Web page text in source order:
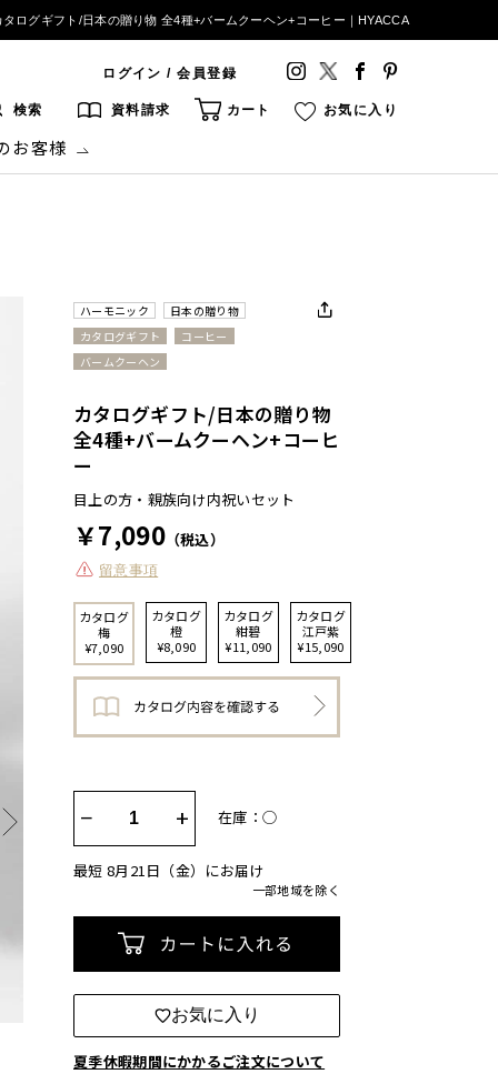
タログギフト/日本の贈り物 全4種+バームクーヘン+コーヒー｜HYACCA
ログイン / 会員登録
検索 資料請求 カート お気に入り
お客様
ハーモニック
日本の贈り物
カタログギフト
コーヒー
バームクーヘン
カタログ
梅
¥7,090
カタログ
橙
¥8,090
カタログ
紺碧
¥11,090
カタログ
江戸紫
¥15,090
カタログギフト/日本の贈り物
全4種+バームクーヘン+コーヒ
ー
目上の方・親族向け内祝いセット
￥7,090（税込）
留意事項
− + 在庫：◯
最短 8月21日（金）にお届け
一部地域を除く
お気に入り
夏季休暇期間にかかるご注文について